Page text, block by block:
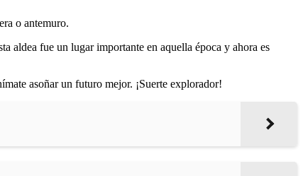
o antemuro.
aldea fue un lugar importante en aquella época y ahora es
asoñar un futuro mejor. ¡Suerte explorador!